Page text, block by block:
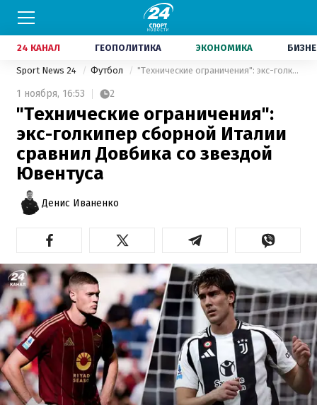
24 КАНАЛ ГЕОПОЛИТИКА ЭКОНОМИКА
Sport News 24 Футбол "Технические ограничения": экс-голкипер сборной Италии сравнил Довбика со звездой Ювентуса
1 ноября, 16:53 2
"Технические ограничения":
экс-голкипер сборной Италии
сравнил Довбика со звездой
Ювентуса
Денис Иваненко